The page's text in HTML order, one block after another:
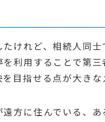
けれど、相続人同
を利用することで第
目指せる点が大きな
遠方に住んでいる、